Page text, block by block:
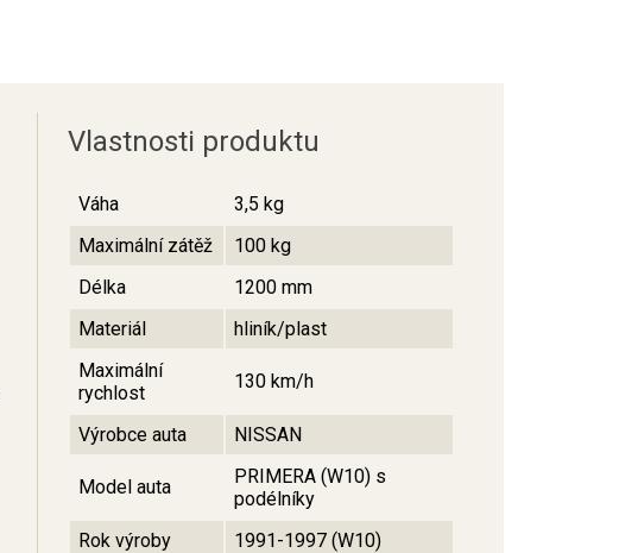
Vlastnosti produktu
Váha
3,5 kg
Maximální zátěž
100 kg
Délka
1200 mm
Materiál
hliník/plast
Maximální
rychlost
130 km/h
Výrobce auta NISSAN
Model auta
PRIMERA (W10) s
podélníky
Rok výroby
1991-1997 (W10)